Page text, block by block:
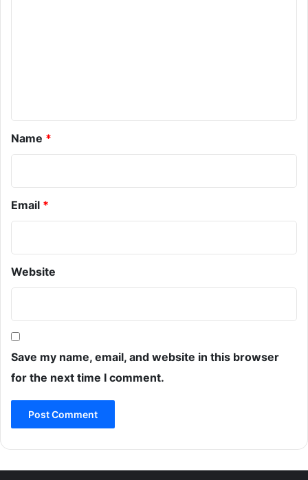
Name *
Email *
Website
Save my name, email, and website in this browser
for the next time I comment.